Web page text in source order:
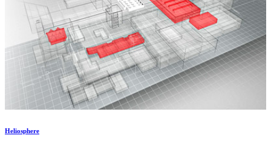
Heliosphere